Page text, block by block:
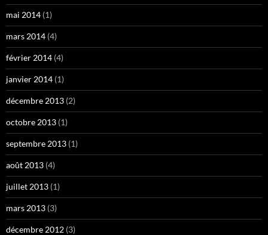
mai 2014 (1)
mars 2014 (4)
février 2014 (4)
janvier 2014 (1)
décembre 2013 (2)
octobre 2013 (1)
septembre 2013 (1)
août 2013 (4)
juillet 2013 (1)
mars 2013 (3)
décembre 2012 (3)